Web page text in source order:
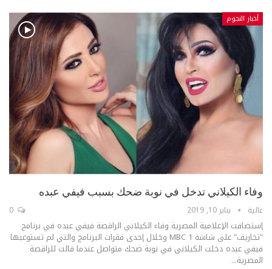
أخبار النجوم
وفاء الكيلاني تدخل في نوبة ضحك بسبب فيفي عبده
عالية يناير 10, 2019
إستضافت الإعلامية المصرية وفاء الكيلاني الراقصة فيفي عبده في برنامج
"تخاريف" على شاشة MBC 1 وخلال إحدى فقرات البرنامج والتي لم تستوعبها
فيفي عبده دخلت الكيلاني في نوبة ضحك متواصل عندما قالت للراقصة
المصرية...